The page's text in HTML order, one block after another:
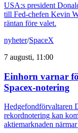
USA:s president
till Fed-chefen Kevin
räntan före valet.
nyheter/SpaceX
7 augusti, 11:00
Einhorn varnar
Spacex-notering
Hedgefondförvaltaren
rekordnotering kan
aktiemarknaden